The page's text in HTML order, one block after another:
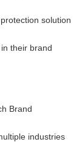
solution
their brand
Brand
industries